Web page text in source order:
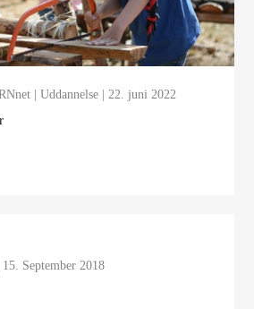
|Uddannelse | 22. juni 2022
15. September 2018